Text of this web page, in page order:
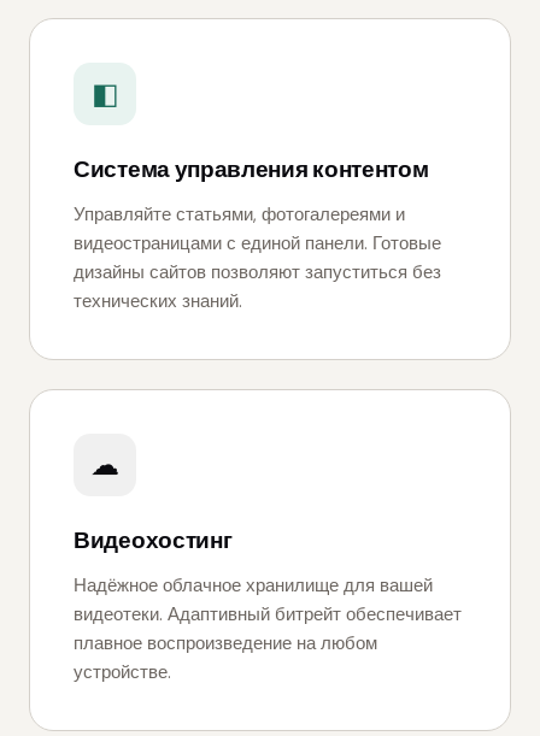
◧
Система управления контентом
Управляйте статьями, фотогалереями и
видеостраницами с единой панели. Готовые
дизайны сайтов позволяют запуститься без
технических знаний.
☁
Видеохостинг
Надёжное облачное хранилище для вашей
видеотеки. Адаптивный битрейт обеспечивает
плавное воспроизведение на любом
устройстве.